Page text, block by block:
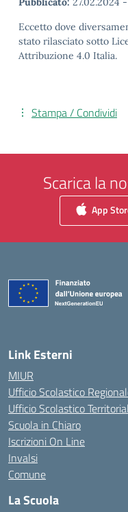
Eccetto dove
stato rilasciato sotto
Attribuzione 4.0 Italia.
Stampa / Condividi
Scarica la
App
Link Esterni
MIUR
Ufficio Scolastico
Ufficio Scolastico
Scuola in Chiaro
Iscrizioni On Line
Invalsi
Comune
La Scuola